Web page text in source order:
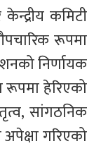
कमिटी
रूपमा
निर्णायक
रूपमा हेरिएको
सांगठनिक
अपेक्षा गरिएको